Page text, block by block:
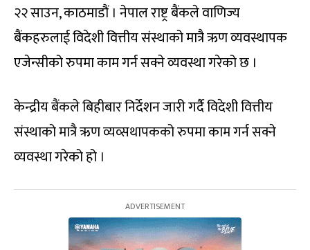
२२ साउन, काठमाडौं । नेपाल राष्ट्र बैंकले वाणिज्य
बैंकहरुलाई विदेशी वित्तीय संस्थाको मात्रै ऋण व्यवस्थापक
एजेन्सीको रुपमा काम गर्न सक्ने व्यवस्था गरेको छ ।
केन्द्रीय बैंकले बिहीबार निर्देशन जारी गर्दै विदेशी वित्तीय
संस्थाको मात्रै ऋण व्यव्सथापकको रुपमा काम गर्न सक्ने
व्यवस्था गरेको हो ।